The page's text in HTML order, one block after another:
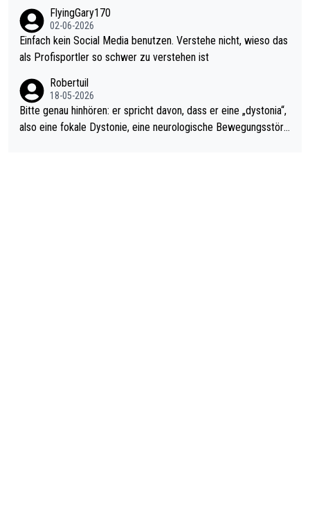
el hat.
s Leben in den Griff kriegen. Nur eins wundert mich: Luke Little
r war doch neulich erst derjenige, der über Social Media GvV p
rovoziert hat. Und Littlers Mutter schießt öfters mal gegen Ric
FlyingGary170
02-06-2026
Einfach kein Social Media benutzen. Verstehe nicht, wieso das
als Profisportler so schwer zu verstehen ist
Robertuil
18-05-2026
Bitte genau hinhören: er spricht davon, dass er eine „dystonia“,
also eine fokale Dystonie, eine neurologische Bewegungsstöru